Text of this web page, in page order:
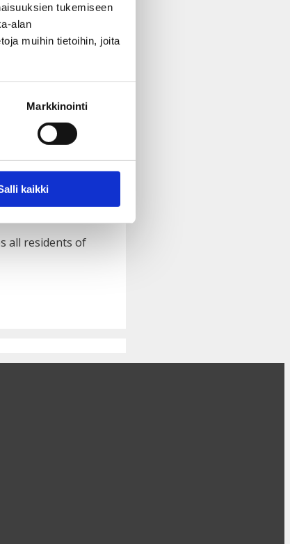
tukemiseen
alan
muihin tietoihin, joita
Markkinointi
kaikki
all residents of